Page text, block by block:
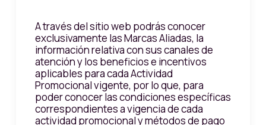
A través del sitio web podrás conocer
exclusivamente las Marcas Aliadas, la
información relativa con sus canales de
atención y los beneficios e incentivos
aplicables para cada Actividad
Promocional vigente, por lo que, para
poder conocer las condiciones específicas
correspondientes a vigencia de cada
actividad promocional y métodos de pago